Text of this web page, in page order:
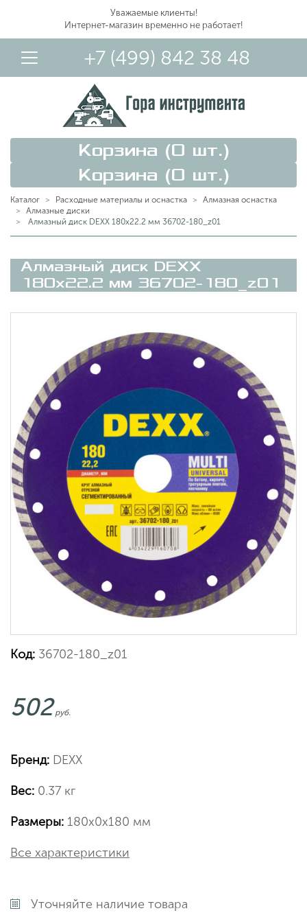
Уважаемые клиенты!
Интернет-магазин временно не работает!
+7 (499) 842 38 48
Корзина (0 шт.)
Корзина (0 шт.)
Каталог Расходные материалы и оснастка
Алмазная оснастка
Алмазные диски
Алмазный диск DEXX 180х22.2 мм 36702-180_z01
Алмазный диск DEXX
180х22.2 мм 36702-180_z01
Код: 36702-180_z01
502 руб.
Бренд: DEXX
Вес: 0.37 кг
Размеры: 180х0х180 мм
Все характеристики
Уточняйте наличие товара